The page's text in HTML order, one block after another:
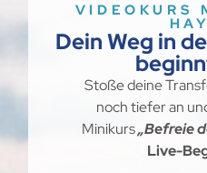
VIDEOKURS
Dein Weg in
Stoße deine
noch tiefer an
Minikurs„Befreie
Live-